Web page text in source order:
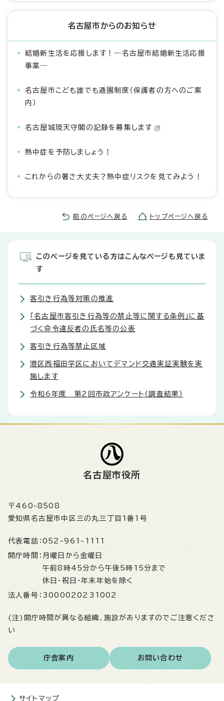
名古屋市からのお知らせ
結婚新生活を応援します！―名古屋市結婚新生活応援
事業―
名古屋市こども誰でも通園制度（保護者の方へのご案
内）
名古屋城現天守閣の記録を募集します
熱中症を予防しましょう！
これからの暑さ大丈夫？熱中症リスクを見てみよう！
前のページへ戻る トップページへ戻る
このページを見ている方はこんなページも見ていま
す
客引き行為等対策の推進
「名古屋市客引き行為等の禁止等に関する条例」に基
づく命令違反者の氏名等の公表
客引き行為等禁止区域
港区西福田学区においてデマンド交通実証実験を実
施します
令和6年度 第2回市政アンケート（調査結果）
名古屋市役所
〒460-8508
愛知県名古屋市中区三の丸三丁目1番1号
代表電話： 052-961-1111
開庁時間： 月曜日から金曜日
午前8時45分から午後5時15分まで
休日・祝日・年末年始を除く
法人番号： 3000020231002
(注)開庁時間が異なる組織、施設がありますのでご注意くださ
い
庁舎案内 お問い合わせ
サイトマップ